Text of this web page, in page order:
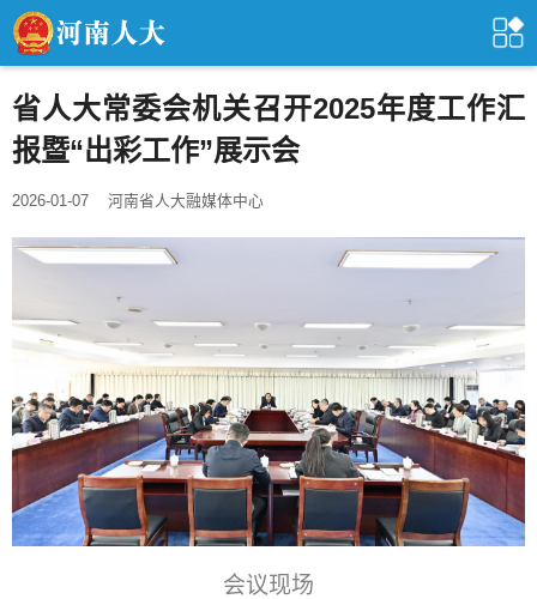
省人大常委会机关召开2025年度工作汇
报暨“出彩工作”展示会
2026-01-07 河南省人大融媒体中心
会议现场